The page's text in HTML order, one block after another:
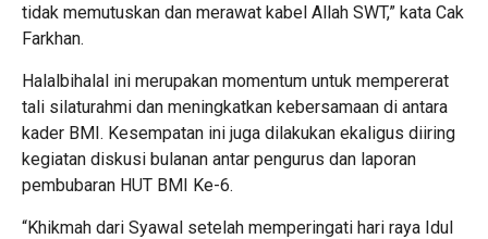
tidak memutuskan dan merawat kabel Allah SWT,” kata Cak
Farkhan.
Halalbihalal ini merupakan momentum untuk mempererat
tali silaturahmi dan meningkatkan kebersamaan di antara
kader BMI. Kesempatan ini juga dilakukan ekaligus diiring
kegiatan diskusi bulanan antar pengurus dan laporan
pembubaran HUT BMI Ke-6.
“Khikmah dari Syawal setelah memperingati hari raya Idul